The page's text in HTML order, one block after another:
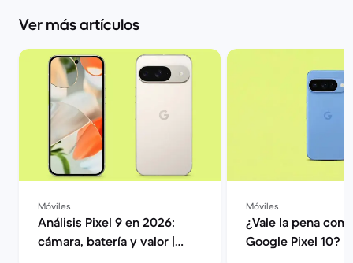
Ver más artículos
Móviles
Análisis Pixel 9 en 2026:
cámara, batería y valor |
Móviles
¿Vale la pena
Google Pixel 10? | Back